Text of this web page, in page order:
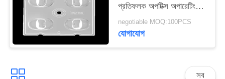
প্রতিফলক অপটিক্স অপারেটিং
তাপমাত্রা 90 ℃ নিচে
negotiable MOQ:100PCS
যোগাযোগ
সব